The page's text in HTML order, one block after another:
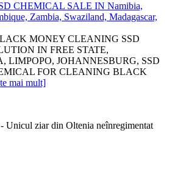
CHEMICAL SALE IN Namibia,
Zambia, Swaziland, Madagascar,
MONEY CLEANING SSD
IN FREE STATE,
LIMPOPO, JOHANNESBURG, SSD
FOR CLEANING BLACK
mai mult]
Unicul ziar din Oltenia neînregimentat